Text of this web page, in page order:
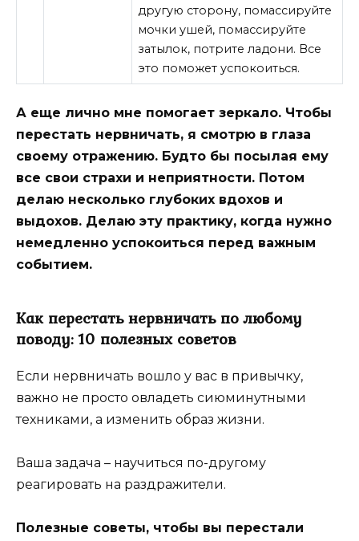
другую сторону, помассируйте
мочки ушей, помассируйте
затылок, потрите ладони. Все
это поможет успокоиться.
А еще лично мне помогает зеркало. Чтобы
перестать нервничать, я смотрю в глаза
своему отражению. Будто бы посылая ему
все свои страхи и неприятности. Потом
делаю несколько глубоких вдохов и
выдохов. Делаю эту практику, когда нужно
немедленно успокоиться перед важным
событием.
Как перестать нервничать по любому
поводу: 10 полезных советов
Если нервничать вошло у вас в привычку,
важно не просто овладеть сиюминутными
техниками, а изменить образ жизни.
Ваша задача – научиться по-другому
реагировать на раздражители.
Полезные советы, чтобы вы перестали